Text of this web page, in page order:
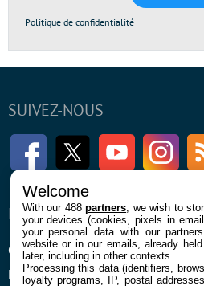
Politique de confidentialité
SUIVEZ-NOUS
FacebookTwitter Youtube
ENTREPRISE
Qui sommes nous
Mentions légales et CGU
À
La
Welcome
With our 488partners , we wish to
your devices (cookies, pixels in
your personal data with our
website or in our emails, already
later, including in other contexts.
Processing this data (identifiers,
loyalty programs, IP, postal